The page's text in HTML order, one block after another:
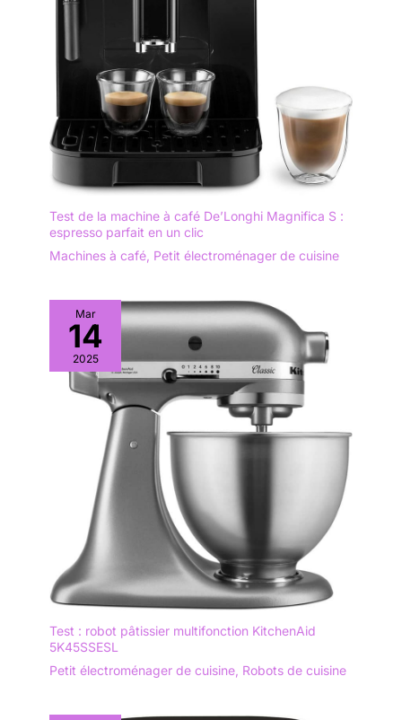
Test de la machine à café De’Longhi Magnifica S :
espresso parfait en un clic
Machines à café Petit électroménager de cuisine
Mar
14
2025
Test : robot pâtissier multifonction KitchenAid
5K45SSESL
Petit électroménager de cuisine Robots de cuisine